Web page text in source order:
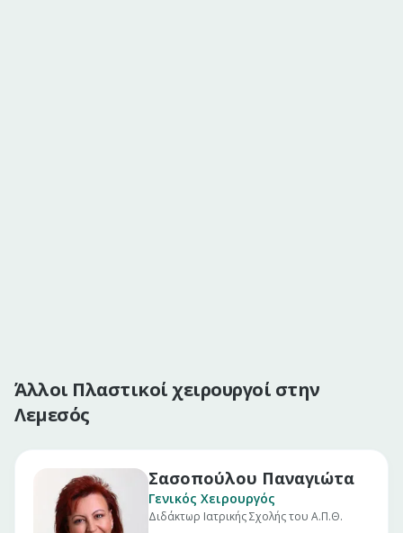
Άλλοι Πλαστικοί χειρουργοί στην
Λεμεσός
Σασοπούλου Παναγιώτα
Γενικός Χειρουργός
Διδάκτωρ Ιατρικής Σχολής του Α.Π.Θ.